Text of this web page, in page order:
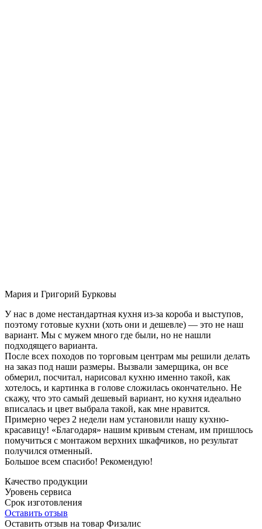
Мария и Григорий Бурковы
У нас в доме нестандартная кухня из-за короба и выступов,
поэтому готовые кухни (хоть они и дешевле) — это не наш
вариант. Мы с мужем много где были, но не нашли
подходящего варианта.
После всех походов по торговым центрам мы решили делать
на заказ под наши размеры. Вызвали замерщика, он все
обмерил, посчитал, нарисовал кухню именно такой, как
хотелось, и картинка в голове сложилась окончательно. Не
скажу, что это самый дешевый вариант, но кухня идеально
вписалась и цвет выбрала такой, как мне нравится.
Примерно через 2 недели нам установили нашу кухню-
красавицу! «Благодаря» нашим кривым стенам, им пришлось
помучиться с монтажом верхних шкафчиков, но результат
получился отменный.
Большое всем спасибо! Рекомендую!
Качество продукции
Уровень сервиса
Срок изготовления
Оставить отзыв
Оставить отзыв на товар Физалис